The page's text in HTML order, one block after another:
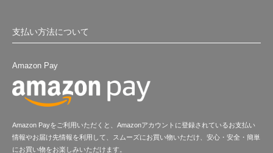
支払い方法について
Amazon Pay
Amazon Payをご利用いただくと、Amazonアカウントに登録されているお支払い
情報やお届け先情報を利用して、スムーズにお買い物いただけ、安心・安全・簡単
にお買い物をお楽しみいただけます。